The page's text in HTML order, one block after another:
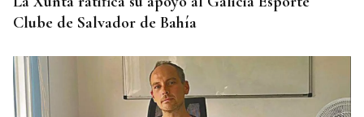
Clube de Salvador de Bahía